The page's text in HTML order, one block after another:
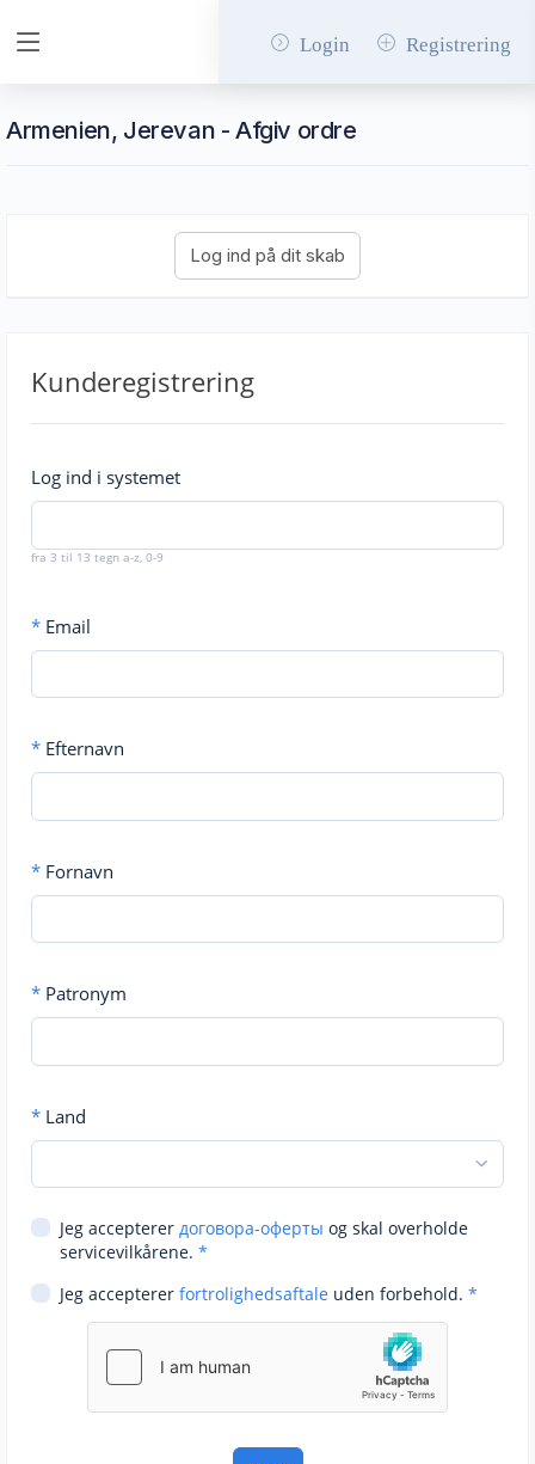
Login Registrering
Armenien, Jerevan - Afgiv ordre
Kunderegistrering
Log ind i systemet
fra 3 til 13 tegn a-z, 0-9
* Email
* Efternavn
* Fornavn
* Patronym
* Land
Jeg accepterer договора-оферты og skal overholde
servicevilkårene. *
Jeg accepterer fortrolighedsaftale uden forbehold. *